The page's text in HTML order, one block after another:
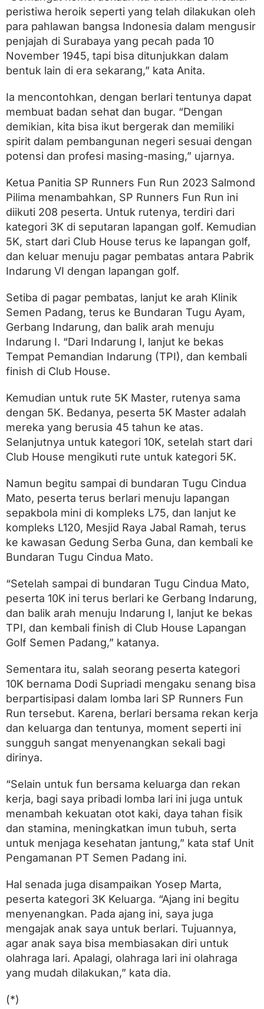
peristiwa heroik seperti yang telah dilakukan oleh
para pahlawan bangsa Indonesia dalam mengusir
penjajah di Surabaya yang pecah pada 10
November 1945, tapi bisa ditunjukkan dalam
bentuk lain di era sekarang,” kata Anita.
Ia mencontohkan, dengan berlari tentunya dapat
membuat badan sehat dan bugar. “Dengan
demikian, kita bisa ikut bergerak dan memiliki
spirit dalam pembangunan negeri sesuai dengan
potensi dan profesi masing-masing,” ujarnya.
Ketua Panitia SP Runners Fun Run 2023 Salmond
Pilima menambahkan, SP Runners Fun Run ini
diikuti 208 peserta. Untuk rutenya, terdiri dari
kategori 3K di seputaran lapangan golf. Kemudian
5K, start dari Club House terus ke lapangan golf,
dan keluar menuju pagar pembatas antara Pabrik
Indarung VI dengan lapangan golf.
Setiba di pagar pembatas, lanjut ke arah Klinik
Semen Padang, terus ke Bundaran Tugu Ayam,
Gerbang Indarung, dan balik arah menuju
Indarung I. “Dari Indarung I, lanjut ke bekas
Tempat Pemandian Indarung (TPI), dan kembali
finish di Club House.
Kemudian untuk rute 5K Master, rutenya sama
dengan 5K. Bedanya, peserta 5K Master adalah
mereka yang berusia 45 tahun ke atas.
Selanjutnya untuk kategori 10K, setelah start dari
Club House mengikuti rute untuk kategori 5K.
Namun begitu sampai di bundaran Tugu Cindua
Mato, peserta terus berlari menuju lapangan
sepakbola mini di kompleks L75, dan lanjut ke
kompleks L120, Mesjid Raya Jabal Ramah, terus
ke kawasan Gedung Serba Guna, dan kembali ke
Bundaran Tugu Cindua Mato.
“Setelah sampai di bundaran Tugu Cindua Mato,
peserta 10K ini terus berlari ke Gerbang Indarung,
dan balik arah menuju Indarung I, lanjut ke bekas
TPI, dan kembali finish di Club House Lapangan
Golf Semen Padang,” katanya.
Sementara itu, salah seorang peserta kategori
10K bernama Dodi Supriadi mengaku senang bisa
berpartisipasi dalam lomba lari SP Runners Fun
Run tersebut. Karena, berlari bersama rekan kerja
dan keluarga dan tentunya, moment seperti ini
sungguh sangat menyenangkan sekali bagi
dirinya.
“Selain untuk fun bersama keluarga dan rekan
kerja, bagi saya pribadi lomba lari ini juga untuk
menambah kekuatan otot kaki, daya tahan fisik
dan stamina, meningkatkan imun tubuh, serta
untuk menjaga kesehatan jantung,” kata staf Unit
Pengamanan PT Semen Padang ini.
Hal senada juga disampaikan Yosep Marta,
peserta kategori 3K Keluarga. “Ajang ini begitu
menyenangkan. Pada ajang ini, saya juga
mengajak anak saya untuk berlari. Tujuannya,
agar anak saya bisa membiasakan diri untuk
olahraga lari. Apalagi, olahraga lari ini olahraga
yang mudah dilakukan,” kata dia.
(*)